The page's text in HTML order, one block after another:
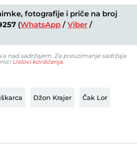
fotografije i priče na broj
(WhatsApp /Viber /
nad sadržajem. Za preuzimanje sadržaja
Uslovi korišćenja.
Džon Krajer Čak Lor